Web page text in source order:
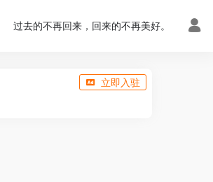
过去的不再回来，回来的不再美好。
立即入驻